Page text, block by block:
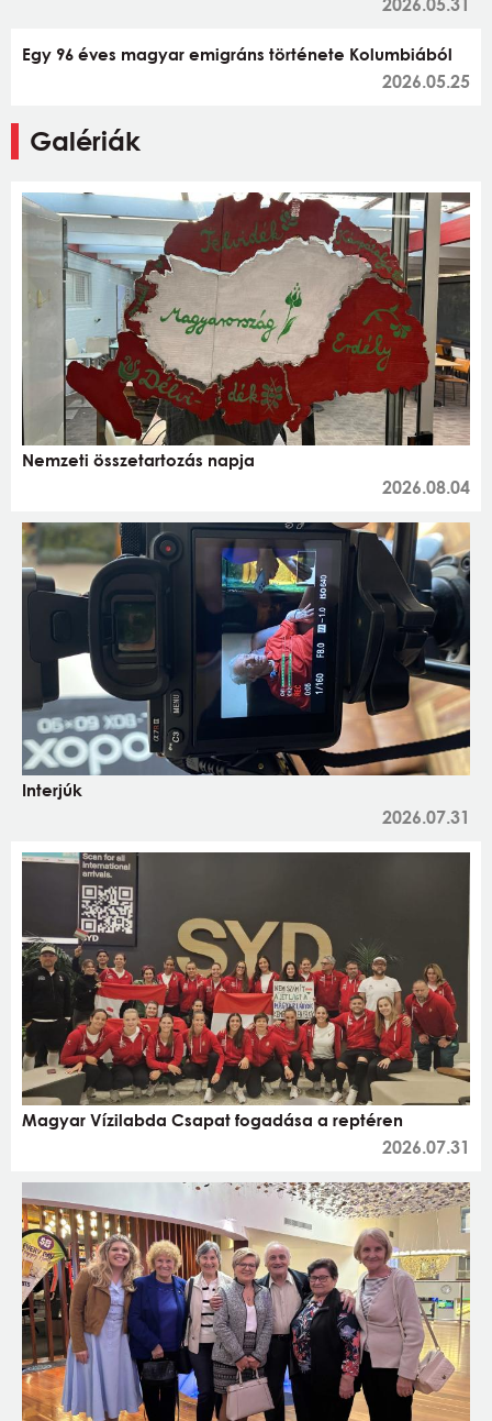
Egy 96 éves magyar emigráns története Kolumbiából
2026.05.25
Galériák
Nemzeti összetartozás napja
2026.08.04
Interjúk
2026.07.31
Magyar Vízilabda Csapat fogadása a reptéren
2026.07.31